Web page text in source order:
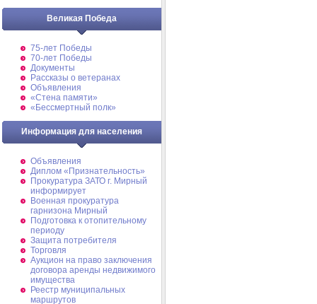
Великая Победа
75-лет Победы
70-лет Победы
Документы
Рассказы о ветеранах
Объявления
«Стена памяти»
«Бессмертный полк»
Информация для населения
Объявления
Диплом «Признательность»
Прокуратура ЗАТО г. Мирный
информирует
Военная прокуратура
гарнизона Мирный
Подготовка к отопительному
периоду
Защита потребителя
Торговля
Аукцион на право заключения
договора аренды недвижимого
имущества
Реестр муниципальных
маршрутов